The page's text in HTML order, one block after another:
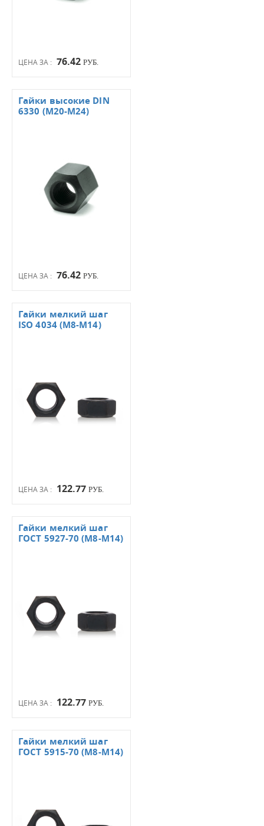
ЦЕНА ЗА : 76.42 РУБ.
ЦЕНА ЗА : 76.42 РУБ.
Гайки высокие DIN
6330 (М20-М24)
ЦЕНА ЗА : 122.77 РУБ.
Гайки мелкий шаг
ISO 4034 (М8-М14)
ЦЕНА ЗА : 122.77 РУБ.
Гайки мелкий шаг
ГОСТ 5927-70 (М8-М14)
Гайки мелкий шаг
ГОСТ 5915-70 (М8-М14)